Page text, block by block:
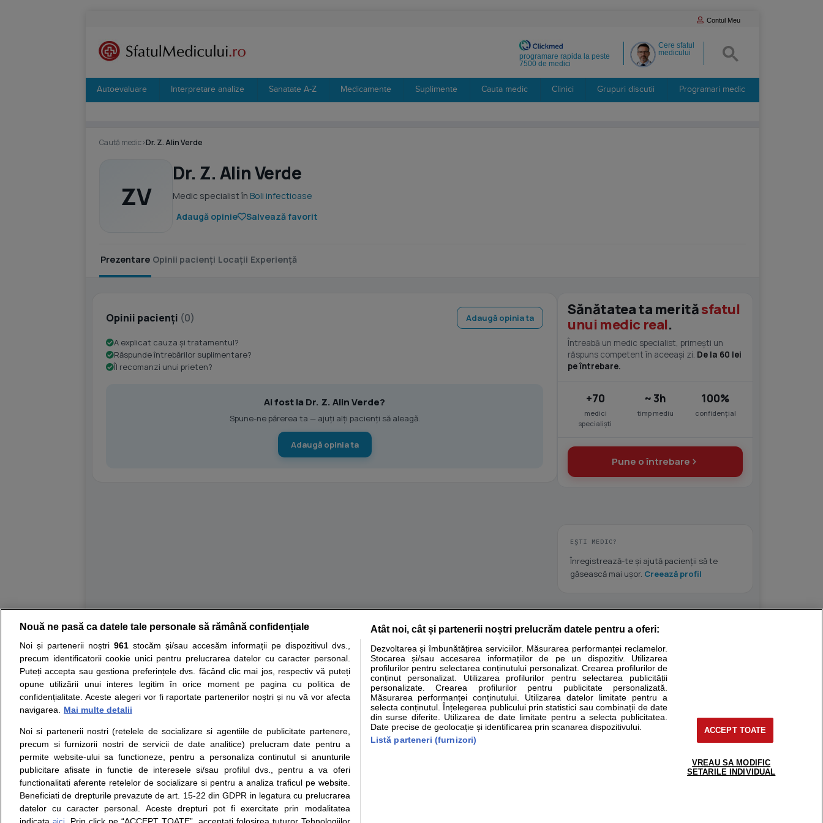
Contul Meu
Cere sfatul
medicului
programare rapida la peste
7500 de medici
Autoevaluare Interpretare analize Sanatate A-Z Medicamente Suplimente Cauta medic Clinici Grupuri discutii Programari medic
Caută medic›Dr. Z. Alin Verde
ZV
Dr. Z. Alin Verde
Medic specialist în Boli infectioase
Adaugă opinie
Salvează favorit
Prezentare Opinii pacienți Locații Experiență
Opinii pacienți (0) Adaugă opinia ta
A explicat cauza și tratamentul?
Răspunde întrebărilor suplimentare?
Îl recomanzi unui prieten?
Ai fost la Dr. Z. Alin Verde?
Spune-ne părerea ta — ajuți alți pacienți să aleagă.
Adaugă opinia ta
Sănătatea ta merităsfatul
unui medic real.
Întreabă un medic specialist, primești un
răspuns competent în aceeași zi. De la 60 lei
pe întrebare.
+70
medici
specialiști
~ 3h
timp mediu
100%
confidențial
Pune o întrebare
EȘTI MEDIC?
Înregistrează-te și ajută pacienții să te
găsească mai ușor. Creează profil
Resurse: Autoevaluare simptome Interpretare analize Specialitati medicale
Opiniile avizate ale medicilor, sfaturile si orice alte informatii despre sanatate disponibile pe sfatulmedicului.ro au scop informativ si educational. Ele nu pot substitui consultul medical direct si
nici diagnosticul stabilit in urma investigatiilor si analizelor medicale. Va sfatuim, ca pe langa informatia primita pe sfatulmedicului.ro sa consultati fie medicul Dvs., fie unul dintre medicii pe care
ii punem la dispozitie pentru programare in sistemul de programari la medic Clickmed.
Despre noi
Contact
Intrebari frecvente
Consultanti
medicali
Termeni si conditii
Politica de
confidentialitate
Politica de cookie
Modifica Setarile Cookie
Drepturile consumatorului
Protectia consumatorilor -
ANPC
Solutionarea Alternativa a
Litigiilor
Info consumator: 0800.080.999
Formulare europene - CNAS
Ministerul Sanatatii - ANMDM
Parteneri
Inscriere clinica
Pentru pacient
support@sfatulmedicului.ro
0374 109 268
Nouă ne pasă ca datele tale personale să rămână confidențiale
Noi și partenerii noștri 961stocăm și/sau accesăm informații pe dispozitivul dvs.,
precum identificatorii cookie unici pentru prelucrarea datelor cu caracter personal.
Puteți accepta sau gestiona preferințele dvs. făcând clic mai jos, respectiv vă puteți
opune utilizării unui interes legitim în orice moment pe pagina cu politica de
confidențialitate. Aceste alegeri vor fi raportate partenerilor noștri și nu vă vor afecta
navigarea.
Mai multe detalii
Noi si partenerii nostri (retelele de socializare si agentiile de publicitate partenere,
precum si furnizorii nostri de servicii de date analitice) prelucram date pentru a
permite website-ului sa functioneze, pentru a personaliza continutul si anunturile
publicitare afisate in functie de interesele si/sau profilul dvs., pentru a va oferi
functionalitati aferente retelelor de socializare si pentru a analiza traficul pe website.
Beneficiati de drepturile prevazute de art. 15-22 din GDPR in legatura cu prelucrarea
datelor cu caracter personal. Aceste drepturi pot fi exercitate prin modalitatea
Atât noi, cât și partenerii noștri prelucrăm datele pentru a oferi:
Dezvoltarea și îmbunătățirea serviciilor. Măsurarea performanței reclamelor.
Stocarea și/sau accesarea informațiilor de pe un dispozitiv. Utilizarea
profilurilor pentru selectarea conținutului personalizat. Crearea profilurilor de
conținut personalizat. Utilizarea profilurilor pentru selectarea publicității
personalizate. Crearea profilurilor pentru publicitate personalizată.
Măsurarea performanței conținutului. Utilizarea datelor limitate pentru a
selecta conținutul. Înțelegerea publicului prin statistici sau combinații de date
din surse diferite. Utilizarea de date limitate pentru a selecta publicitatea.
Date precise de geolocație și identificarea prin scanarea dispozitivului.
Listă parteneri (furnizori)
ACCEPT TOATE
VREAU SA MODIFIC
SETARILE INDIVIDUAL